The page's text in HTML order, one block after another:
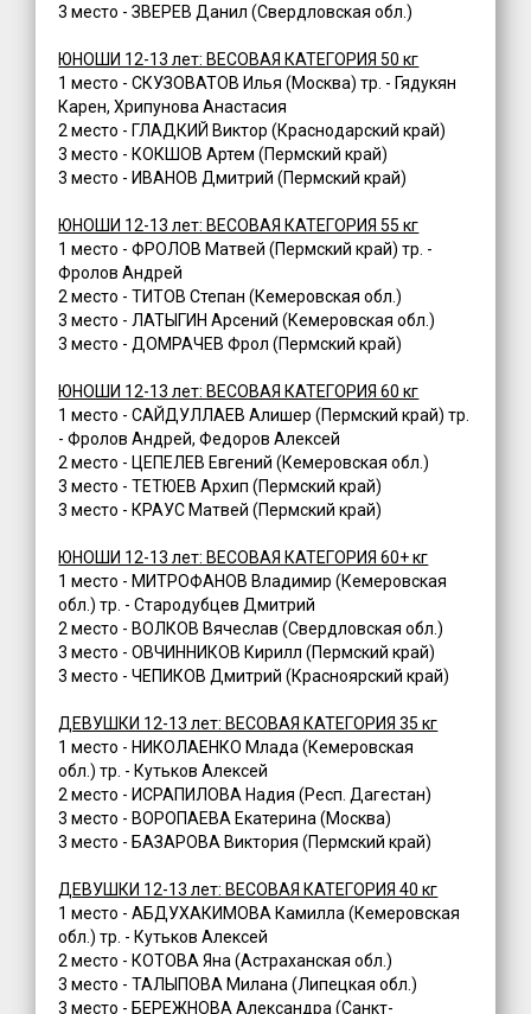
3 место - ЗВЕРЕВ Данил (Свердловская обл.)
ЮНОШИ 12-13 лет: ВЕСОВАЯ КАТЕГОРИЯ 50 кг
1 место - СКУЗОВАТОВ Илья (Москва) тр. - Гядукян
Карен, Хрипунова Анастасия
2 место - ГЛАДКИЙ Виктор (Краснодарский край)
3 место - КОКШОВ Артем (Пермский край)
3 место - ИВАНОВ Дмитрий (Пермский край)
ЮНОШИ 12-13 лет: ВЕСОВАЯ КАТЕГОРИЯ 55 кг
1 место - ФРОЛОВ Матвей (Пермский край) тр. -
Фролов Андрей
2 место - ТИТОВ Степан (Кемеровская обл.)
3 место - ЛАТЫГИН Арсений (Кемеровская обл.)
3 место - ДОМРАЧЕВ Фрол (Пермский край)
ЮНОШИ 12-13 лет: ВЕСОВАЯ КАТЕГОРИЯ 60 кг
1 место - САЙДУЛЛАЕВ Алишер (Пермский край) тр.
- Фролов Андрей, Федоров Алексей
2 место - ЦЕПЕЛЕВ Евгений (Кемеровская обл.)
3 место - ТЕТЮЕВ Архип (Пермский край)
3 место - КРАУС Матвей (Пермский край)
ЮНОШИ 12-13 лет: ВЕСОВАЯ КАТЕГОРИЯ 60+ кг
1 место - МИТРОФАНОВ Владимир (Кемеровская
обл.) тр. - Стародубцев Дмитрий
2 место - ВОЛКОВ Вячеслав (Свердловская обл.)
3 место - ОВЧИННИКОВ Кирилл (Пермский край)
3 место - ЧЕПИКОВ Дмитрий (Красноярский край)
ДЕВУШКИ 12-13 лет: ВЕСОВАЯ КАТЕГОРИЯ 35 кг
1 место - НИКОЛАЕНКО Млада (Кемеровская
обл.) тр. - Кутьков Алексей
2 место - ИСРАПИЛОВА Надия (Респ. Дагестан)
3 место - ВОРОПАЕВА Екатерина (Москва)
3 место - БАЗАРОВА Виктория (Пермский край)
ДЕВУШКИ 12-13 лет: ВЕСОВАЯ КАТЕГОРИЯ 40 кг
1 место - АБДУХАКИМОВА Камилла (Кемеровская
обл.) тр. - Кутьков Алексей
2 место - КОТОВА Яна (Астраханская обл.)
3 место - ТАЛЫПОВА Милана (Липецкая обл.)
3 место - БЕРЕЖНОВА Александра (Санкт-